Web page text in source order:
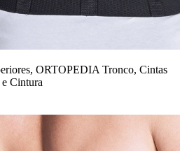
ORTOPEDIA Tronco, Cintas
e Cintura